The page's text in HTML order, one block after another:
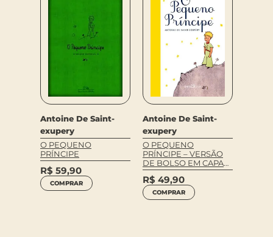
Antoine De Saint-
exupery
O PEQUENO
PRÍNCIPE
R$ 59,90
COMPRAR
Antoine De Saint-
exupery
O PEQUENO
PRÍNCIPE – VERSÃO
DE BOLSO EM CAPA
DURA
R$ 49,90
COMPRAR